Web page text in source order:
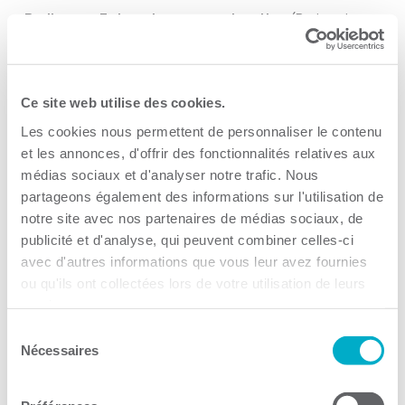
Ce site web utilise des cookies.
Les cookies nous permettent de personnaliser le contenu
et les annonces, d'offrir des fonctionnalités relatives aux
médias sociaux et d'analyser notre trafic. Nous
partageons également des informations sur l'utilisation de
notre site avec nos partenaires de médias sociaux, de
publicité et d'analyse, qui peuvent combiner celles-ci
avec d'autres informations que vous leur avez fournies
ou qu'ils ont collectées lors de votre utilisation de leurs
Nécessaires
Radisson : Entreprise en construction
(Partenaire
ACQ Mauricie, Bois-Francs, Lanaudière et
Centre-du-Québec)
Chartray Réfrigération
Couvreurs 04
Excellence Inox
Radisson : Repreneuriat – Relève d’entreprise
(Partenaire associé : Hydro-Québec)
BEAUDOIN relations publiques – Steve Renaud
Camping LaRochelle – Caroline Raiche et Michel
Physio St-Maurice – Physio Trois-Rivières –